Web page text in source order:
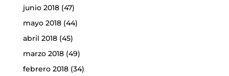
junio 2018(47)
mayo 2018(44)
abril 2018(45)
marzo 2018(49)
febrero 2018(34)